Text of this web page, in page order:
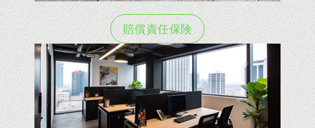
賠償責任保険